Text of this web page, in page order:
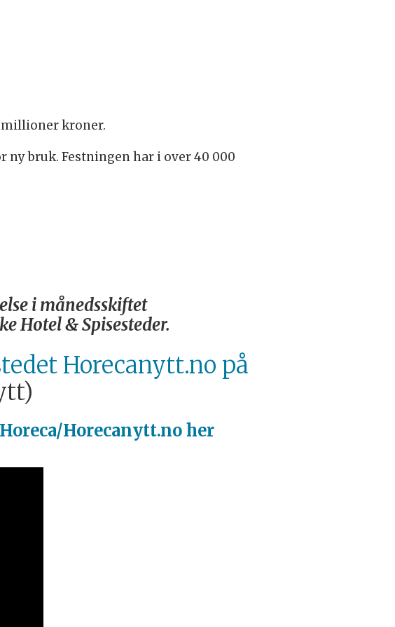
kroner.
bruk. Festningen har i over 40 000
i månedsskiftet
Hotel & Spisesteder.
Horecanytt.no på
Horecanytt.no her